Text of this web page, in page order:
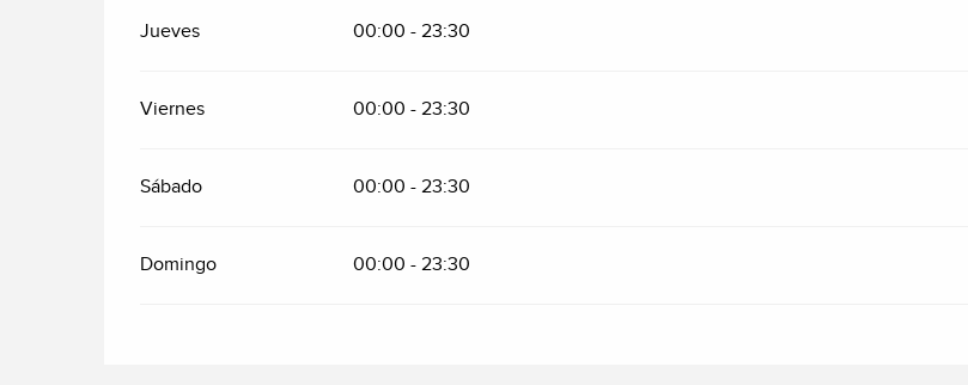
Jueves 00:00 - 23:30
Viernes 00:00 - 23:30
Sábado 00:00 - 23:30
Domingo 00:00 - 23:30